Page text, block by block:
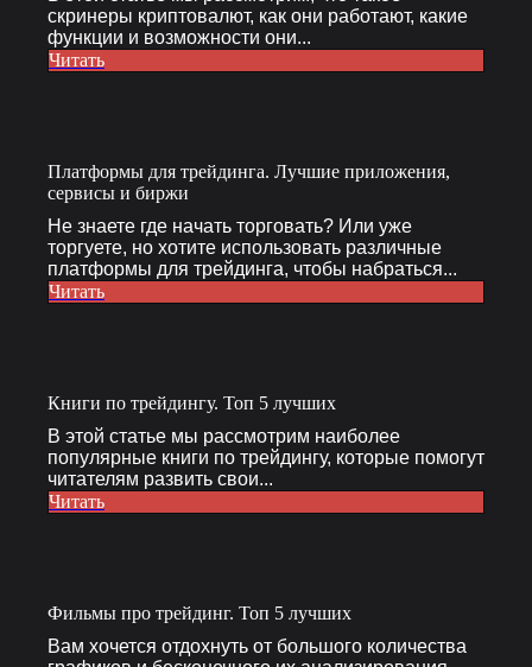
скринеры криптовалют, как они работают, какие
функции и возможности они...
Читать
Платформы для трейдинга. Лучшие приложения,
сервисы и биржи
Не знаете где начать торговать? Или уже
торгуете, но хотите использовать различные
платформы для трейдинга, чтобы набраться...
Читать
Книги по трейдингу. Топ 5 лучших
В этой статье мы рассмотрим наиболее
популярные книги по трейдингу, которые помогут
читателям развить свои...
Читать
Фильмы про трейдинг. Топ 5 лучших
Вам хочется отдохнуть от большого количества